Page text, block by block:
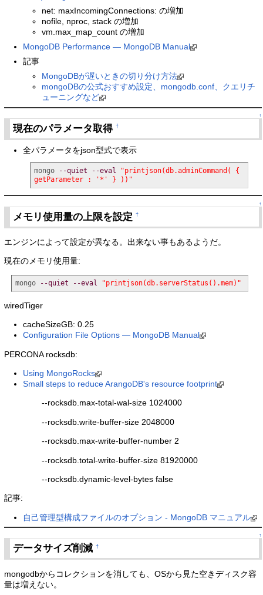
net: maxIncomingConnections: の増加
nofile, nproc, stack の増加
vm.max_map_count の増加
MongoDB Performance — MongoDB Manual
記事
MongoDBが遅いときの切り分け方法
mongoDBの公式おすすめ設定、mongodb.conf、クエリチ
ューニングなど
↑
現在のパラメータ取得†
全パラメータをjson型式で表示
mongo --quiet --eval
"printjson(db.adminCommand( {
getParameter : '*' } ))"
↑
メモリ使用量の上限を設定†
エンジンによって設定が異なる。出来ない事もあるようだ。
現在のメモリ使用量:
mongo --quiet --eval "printjson(db.serverStatus().mem)"
wiredTiger
cacheSizeGB: 0.25
Configuration File Options — MongoDB Manual
PERCONA rocksdb:
Using MongoRocks
Small steps to reduce ArangoDB's resource footprint
--rocksdb.max-total-wal-size 1024000
--rocksdb.write-buffer-size 2048000
--rocksdb.max-write-buffer-number 2
--rocksdb.total-write-buffer-size 81920000
--rocksdb.dynamic-level-bytes false
記事:
自己管理型構成ファイルのオプション - MongoDB マニュアル
↑
データサイズ削減†
mongodbからコレクションを消しても、OSから見た空きディスク容
量は増えない。